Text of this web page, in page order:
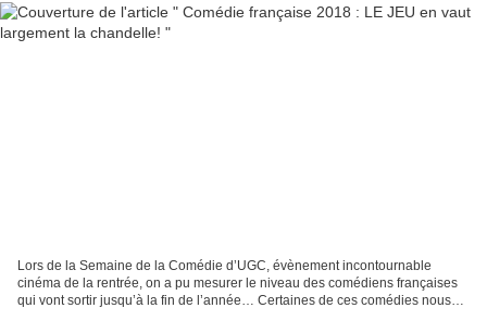
Lors de la Semaine de la Comédie d’UGC, évènement incontournable
cinéma de la rentrée, on a pu mesurer le niveau des comédiens françaises
qui vont sortir jusqu’à la fin de l’année… Certaines de ces comédies nous